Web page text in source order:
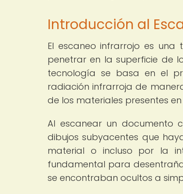
Introducción al
El escaneo infrarrojo es
penetrar en la superficie de
tecnología se basa en el
radiación infrarroja de
de los materiales presentes
Al escanear un documento
dibujos subyacentes que
material o incluso por la
fundamental para
se encontraban ocultos a